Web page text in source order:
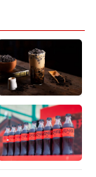
略图景。
务的加速，
一座从云
充分发挥
购打造为日
量前台。